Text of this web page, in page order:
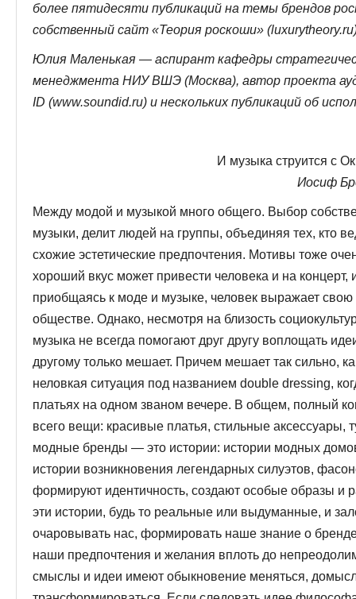
более пятидесяти публикаций на темы брендов
собственный сайт «Теория роскоши»
Юлия Маленькая — аспирант кафедры
менеджмента НИУ ВШЭ (Москва), автор проекта
ID (www.soundid.ru) и нескольких публикаций об
И музыка струится с
Иосиф
Между модой и музыкой много общего. Выбор
музыки, делит людей на группы, объединяя тех, кто
схожие эстетические предпочтения. Мотивы тоже
хоро­ший вкус может привести человека и на
приобщаясь к моде и музыке, человек выражает свою
обществе. Однако, несмотря на близость
музы­ка не всегда помогают друг другу воплощать
другому только мешает. Причем мешает так сильно,
неловкая ситуация под названи­ем double dressing,
платьях на одном званом вечере. В общем, полный
всего вещи: красивые платья, стильные аксессуары,
модные бренды — это истории: истории модных
истории возникнове­ния легендарных силуэтов,
формируют идентичность, создают особые образы и
эти истории, будь то реальные или выдуманные, и
очаровывать нас, формировать наше знание о
наши предпо­чтения и желания вплоть до
смыслы и идеи имеют обыкновение меняться,